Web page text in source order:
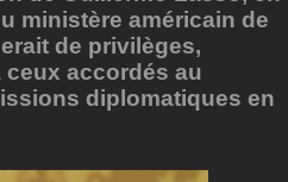
ministère américain de
de privilèges,
accordés au
diplomatiques en